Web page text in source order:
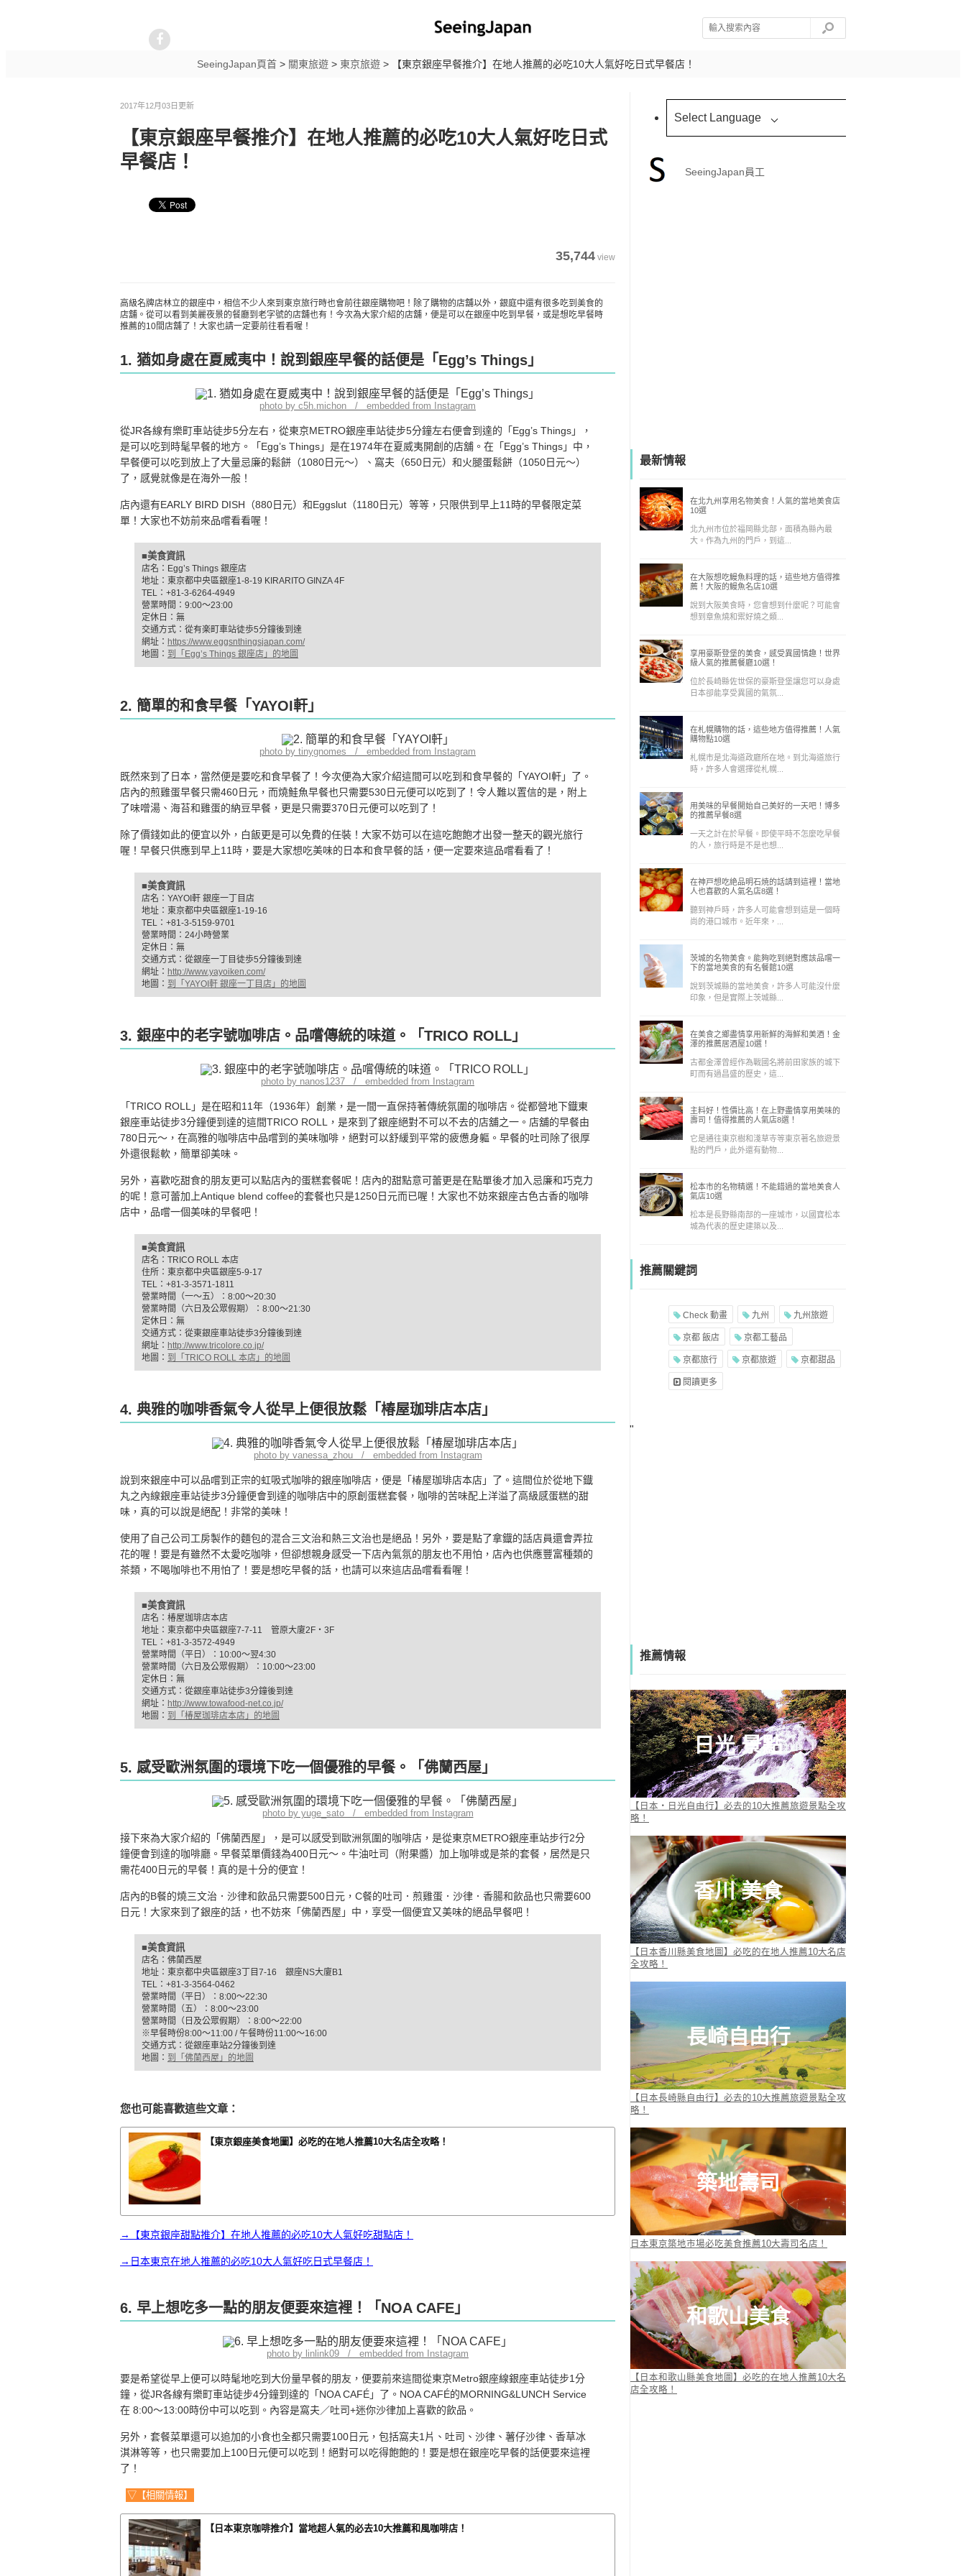
SeeingJapan頁首> 關東旅遊> 東京旅遊> 【東京銀座早餐推介】在地人推薦的必吃10大人氣好吃日式早餐店！
2017年12月03日更新
【東京銀座早餐推介】在地人推薦的必吃10大人氣好吃日式
早餐店！
35,744 view
高級名牌店林立的銀座中，相信不少人來到東京旅行時也會前往銀座購物吧！除了購物的店舖以外，銀庭中還有很多吃到美食的
店舖。從可以看到美麗夜景的餐廳到老字號的店舖也有！今次為大家介紹的店舖，便是可以在銀座中吃到早餐，或是想吃早餐時
推薦的10間店舖了！大家也請一定要前往看看喔！
1. 猶如身處在夏威夷中！說到銀座早餐的話便是「Egg’s Things」
photo by c5h.michon / embedded from Instagram
從JR各線有樂町車站徒步5分左右，從東京METRO銀座車站徒步5分鐘左右便會到達的「Egg’s Things」，
是可以吃到時髦早餐的地方。「Egg’s Things」是在1974年在夏威夷開創的店舖。在「Egg’s Things」中，
早餐便可以吃到放上了大量忌廉的鬆餅（1080日元～）、窩夫（650日元）和火腿蛋鬆餅（1050日元～）
了，感覺就像是在海外一般！
店內還有EARLY BIRD DISH（880日元）和Eggslut（1180日元）等等，只限供到早上11時的早餐限定菜
單！大家也不妨前來品嚐看看喔！
■美食資訊
店名：Egg’s Things 銀座店
地址：東京都中央區銀座1-8-19 KIRARITO GINZA 4F
TEL：+81-3-6264-4949
營業時間：9:00～23:00
定休日：無
交通方式：從有楽町車站徒歩5分鐘後到達
網址： https://www.eggsnthingsjapan.com/
地圖： 到「Egg’s Things 銀座店」的地圖
2. 簡單的和食早餐「YAYOI軒」
photo by tinygnomes / embedded from Instagram
既然來到了日本，當然便是要吃和食早餐了！今次便為大家介紹這間可以吃到和食早餐的「YAYOI軒」了。
店內的煎雞蛋早餐只需460日元，而燒鮭魚早餐也只需要530日元便可以吃到了！令人難以置信的是，附上
了味噌湯、海苔和雞蛋的納豆早餐，更是只需要370日元便可以吃到了！
除了價錢如此的便宜以外，白飯更是可以免費的任裝！大家不妨可以在這吃飽飽才出發一整天的觀光旅行
喔！早餐只供應到早上11時，要是大家想吃美味的日本和食早餐的話，便一定要來這品嚐看看了！
■美食資訊
店名：YAYOI軒 銀座一丁目店
地址：東京都中央區銀座1-19-16
TEL：+81-3-5159-9701
營業時間：24小時營業
定休日：無
交通方式：從銀座一丁目徒歩5分鐘後到達
網址： http://www.yayoiken.com/
地圖： 到「YAYOI軒 銀座一丁目店」的地圖
3. 銀座中的老字號咖啡店。品嚐傳統的味道。「TRICO ROLL」
photo by nanos1237 / embedded from Instagram
「TRICO ROLL」是在昭和11年（1936年）創業，是一間一直保持著傳統氛圍的咖啡店。從都營地下鐡東
銀座車站徒步3分鐘便到達的這間TRICO ROLL，是來到了銀座絕對不可以不去的店舖之一。店舖的早餐由
780日元～，在高雅的咖啡店中品嚐到的美味咖啡，絕對可以舒緩到平常的疲憊身軀。早餐的吐司除了很厚
外還很鬆軟，簡單卻美味。
另外，喜歡吃甜食的朋友更可以點店內的蛋糕套餐呢！店內的甜點意可蕾更是在點單後才加入忌廉和巧克力
的呢！意可蕾加上Antique blend coffee的套餐也只是1250日元而已喔！大家也不妨來銀座古色古香的咖啡
店中，品嚐一個美味的早餐吧！
■美食資訊
店名：TRICO ROLL 本店
住所：東京都中央區銀座5-9-17
TEL：+81-3-3571-1811
營業時間（一～五）：8:00〜20:30
營業時間（六日及公眾假期）：8:00〜21:30
定休日：無
交通方式：從東銀座車站徒歩3分鐘後到達
網址： http://www.tricolore.co.jp/
地圖： 到「TRICO ROLL 本店」的地圖
4. 典雅的咖啡香氣令人從早上便很放鬆「椿屋珈琲店本店」
photo by vanessa_zhou / embedded from Instagram
說到來銀座中可以品嚐到正宗的虹吸式咖啡的銀座咖啡店，便是「椿屋珈琲店本店」了。這間位於從地下鐡
丸之內線銀座車站徒步3分鐘便會到達的咖啡店中的原創蛋糕套餐，咖啡的苦味配上洋溢了高級感蛋糕的甜
味，真的可以說是絕配！非常的美味！
使用了自己公司工房製作的麵包的混合三文治和熱三文治也是絕品！另外，要是點了拿鐡的話店員還會弄拉
花的喔！要是有雖然不太愛吃咖啡，但卻想親身感受一下店內氣氛的朋友也不用怕，店內也供應豐富種類的
茶類，不喝咖啡也不用怕了！要是想吃早餐的話，也請可以來這店品嚐看看喔！
■美食資訊
店名：椿屋珈琲店本店
地址：東京都中央區銀座7-7-11 管原大廈2F・3F
TEL：+81-3-3572-4949
營業時間（平日）：10:00～翌4:30
營業時間（六日及公眾假期）：10:00～23:00
定休日：無
交通方式：從銀座車站徒歩3分鐘後到達
網址： http://www.towafood-net.co.jp/
地圖： 到「椿屋珈琲店本店」的地圖
5. 感受歐洲氛圍的環境下吃一個優雅的早餐。「佛蘭西屋」
photo by yuge_sato / embedded from Instagram
接下來為大家介紹的「佛蘭西屋」，是可以感受到歐洲氛圍的咖啡店，是從東京METRO銀座車站步行2分
鐘便會到達的咖啡廳。早餐菜單價錢為400日元～。牛油吐司（附果醬）加上咖啡或是茶的套餐，居然是只
需花400日元的早餐！真的是十分的便宜！
店內的B餐的燒三文治．沙律和飲品只需要500日元，C餐的吐司．煎雞蛋．沙律．香腸和飲品也只需要600
日元！大家來到了銀座的話，也不妨來「佛蘭西屋」中，享受一個便宜又美味的絕品早餐吧！
■美食資訊
店名：佛蘭西屋
地址：東京都中央區銀座3丁目7-16 銀座NS大廈B1
TEL：+81-3-3564-0462
營業時間（平日）：8:00～22:30
營業時間（五）：8:00～23:00
營業時間（日及公眾假期）：8:00～22:00
※早餐時份8:00～11:00 / 午餐時份11:00～16:00
交通方式：從銀座車站2分鐘後到達
地圖： 到「佛蘭西屋」的地圖
您也可能喜歡這些文章：
【東京銀座美食地圖】必吃的在地人推薦10大名店全攻略！
→【東京銀座甜點推介】在地人推薦的必吃10大人氣好吃甜點店！
→日本東京在地人推薦的必吃10大人氣好吃日式早餐店！
6. 早上想吃多一點的朋友便要來這裡！「NOA CAFE」
photo by linlink09 / embedded from Instagram
要是希望從早上便可以時髦地吃到大份量早餐的朋友，便要前來這間從東京Metro銀座線銀座車站徒步1分
鐘，從JR各線有樂町車站徒步4分鐘到達的「NOA CAFÉ」了。NOA CAFÉ的MORNING&LUNCH Service
在 8:00〜13:00時份中可以吃到。內容是窩夫／吐司+迷你沙律加上喜歡的飲品。
另外，套餐菜單還可以追加的小食也全都只需要100日元，包括窩夫1片、吐司、沙律、薯仔沙律、香草冰
淇淋等等，也只需要加上100日元便可以吃到！絕對可以吃得飽飽的！要是想在銀座吃早餐的話便要來這裡
了！
▽【相關情報】
【日本東京咖啡推介】當地超人氣的必去10大推薦和風咖啡店！
Select Language
SeeingJapan員工
最新情報
在北九州享用名物美食！人氣的當地美食店
10選
北九州市位於福岡縣北部，面積為縣內最
大。作為九州的門戶，到這...
在大阪想吃鰻魚料理的話，這些地方值得推
薦！大阪的鰻魚名店10選
說到大阪美食時，您會想到什麼呢？可能會
想到章魚燒和禦好燒之類...
享用豪斯登堡的美食，感受異國情趣！世界
級人氣的推薦餐廳10選！
位於長崎縣佐世保的豪斯登堡讓您可以身處
日本卻能享受異國的氣氛...
在札幌購物的話，這些地方值得推薦！人氣
購物點10選
札幌市是北海道政廳所在地。到北海道旅行
時，許多人會選擇從札幌...
用美味的早餐開始自己美好的一天吧！博多
的推薦早餐8選
一天之計在於早餐。即使平時不怎麼吃早餐
的人，旅行時是不是也想...
在神戸想吃絶品明石焼的話請到這裡！當地
人也喜歡的人氣名店8選！
聽到神戶時，許多人可能會想到這是一個時
尚的港口城市。近年來，...
茨城的名物美食。能夠吃到絕對應該品嚐一
下的當地美食的有名餐館10選
說到茨城縣的當地美食，許多人可能沒什麼
印象，但是實際上茨城縣...
在美食之鄉盡情享用新鮮的海鮮和美酒！金
澤的推薦居酒屋10選！
古都金澤曾經作為戰國名將前田家族的城下
町而有過昌盛的歷史，這...
主料好！性價比高！在上野盡情享用美味的
壽司！值得推薦的人氣店8選！
它是通往東京樹和淺草寺等東京著名旅遊景
點的門戶，此外還有動物...
松本市的名物精選！不能錯過的當地美食人
氣店10選
松本是長野縣南部的一座城市，以國寶松本
城為代表的歷史建築以及...
推薦關鍵詞
Check 動畫 九州 九州旅遊
京都 飯店 京都工藝品
京都旅行 京都旅遊 京都甜品
閱讀更多
"
推薦情報
日光 景點
【日本・日光自由行】必去的10大推薦旅遊景點全攻
略！
香川 美食
【日本香川縣美食地圖】必吃的在地人推薦10大名店
全攻略！
長崎自由行
【日本長崎縣自由行】必去的10大推薦旅遊景點全攻
略！
築地壽司
日本東京築地市場必吃美食推薦10大壽司名店！
和歌山美食
【日本和歌山縣美食地圖】必吃的在地人推薦10大名
店全攻略！